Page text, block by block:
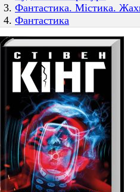
Фантастика. Містика.
Фантастика